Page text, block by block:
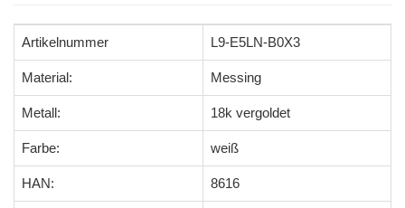
Artikelnummer L9-E5LN-B0X3
Material: Messing
Metall: 18k vergoldet
Farbe: weiß
HAN: 8616